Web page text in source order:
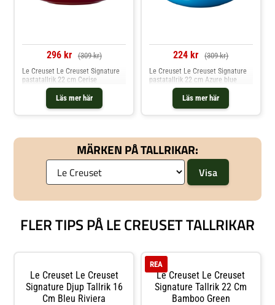
296 kr (309 kr)
Läs mer här
Le Creuset Le Creuset Signature
pastatallrik 22 cm Cerise
224 kr (309 kr)
Läs mer här
Le Creuset Le Creuset Signature
pastatallrik 22 cm Azure blue
MÄRKEN PÅ TALLRIKAR:
FLER TIPS PÅ LE CREUSET TALLRIKAR
Le Creuset Le Creuset
Signature Djup Tallrik 16
Cm Bleu Riviera
Le Creuset Le Creuset
Signature Tallrik 22 Cm
Bamboo Green
REA